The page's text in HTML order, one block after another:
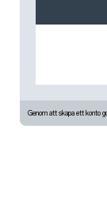
Genom att skapa ett konto